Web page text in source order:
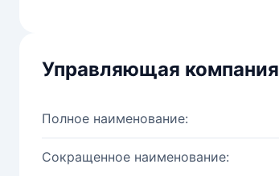
Управляющая компания
Полное наименование:
Сокращенное наименование: